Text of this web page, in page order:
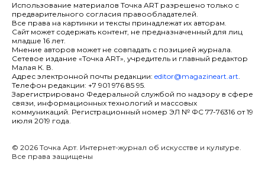
Использование материалов Точка ART разрешено только с
предварительного согласия правообладателей.
Все права на картинки и тексты принадлежат их авторам.
Сайт может содержать контент, не предназначенный для лиц
младше 16 лет.
Мнение авторов может не совпадать с позицией журнала.
Сетевое издание «Точка ART», учредитель и главный редактор
Малая К. В.
Адрес электронной почты редакции: editor@magazineart.art.
Телефон редакции: +7 901 976 85 95.
Зарегистрировано Федеральной службой по надзору в сфере
связи, информационных технологий и массовых
коммуникаций. Регистрационный номер ЭЛ № ФС 77-76316 от 19
июля 2019 года.
© 2026 Точка Арт. Интернет-журнал об искусстве и культуре.
Все права защищены